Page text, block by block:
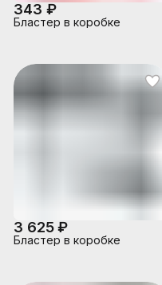
343 ₽
Бластер в коробке
3 625 ₽
Бластер в коробке